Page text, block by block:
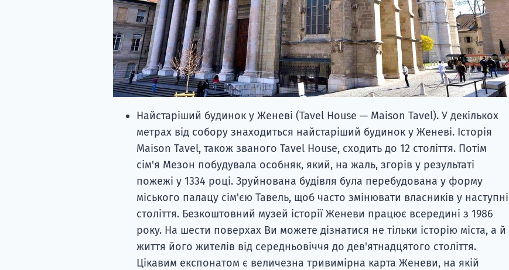
Найстаріший будинок у Женеві (Tavel House — Maison Tavel). У декількох
метрах від собору знаходиться найстаріший будинок у Женеві. Історія
Maison Tavel, також званого Tavel House, сходить до 12 століття. Потім
сім'я Мезон побудувала особняк, який, на жаль, згорів у результаті
пожежі у 1334 році. Зруйнована будівля була перебудована у форму
міського палацу сім'єю Тавель, щоб часто змінювати власників у наступні
століття. Безкоштовний музей історії Женеви працює всередині з 1986
року. На шести поверхах Ви можете дізнатися не тільки історію міста, а й
життя його жителів від середньовіччя до дев'ятнадцятого століття.
Цікавим експонатом є величезна тривимірна карта Женеви, на якій